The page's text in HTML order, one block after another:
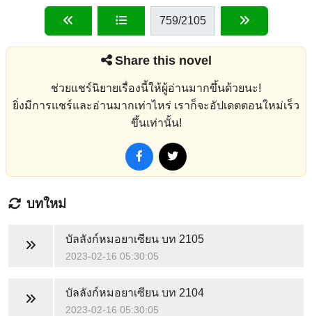
759/2105
Share this novel
ช่วยแชร์นิยายเรื่องนี้ให้ผู้อ่านมากขึ้นด้วยนะ!
ยิ่งมีการแชร์และอ่านมากเท่าไหร่ เราก็จะอัปเดตตอนใหม่เร็ว
ขึ้นเท่านั้น!
บทใหม่
บัลลังก์หมอยาเซียนบท 2105
2023-02-16 05:30:05
บัลลังก์หมอยาเซียนบท 2104
2023-02-16 05:30:05